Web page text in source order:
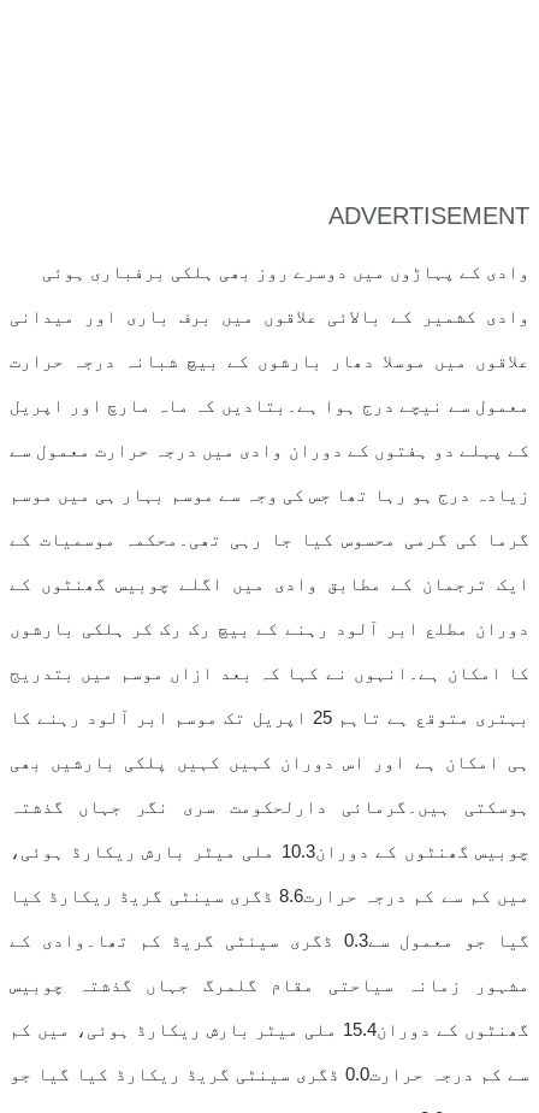
ADVERTISEMENT
وادی کے پہاڑوں میں دوسرے روز بھی ہلکی برفباری ہوئی
وادی کشمیر کے بالائی علاقوں میں برف باری اور میدانی
علاقوں میں موسلا دھار بارشوں کے بیچ شبانہ درجہ حرارت
معمول سے نیچے درج ہوا ہے۔بتادیں کہ ماہ مارچ اور اپریل
کے پہلے دو ہفتوں کے دوران وادی میں درجہ حرارت معمول سے
زیادہ درج ہو رہا تھا جس کی وجہ سے موسم بہار ہی میں موسم
گرما کی گرمی محسوس کیا جا رہی تھی۔محکمہ موسمیات کے
ایک ترجمان کے مطابق وادی میں اگلے چوبیس گھنٹوں کے
دوران مطلع ابر آلود رہنے کے بیچ رک رک کر ہلکی بارشوں
کا امکان ہے۔انہوں نے کہا کہ بعد ازاں موسم میں بتدریج
بہتری متوقع ہے تاہم 25 اپریل تک موسم ابر آلود رہنے کا
ہی امکان ہے اور اس دوران کہیں کہیں پلکی بارشیں بھی
ہوسکتی ہیں۔گرمائی دارلحکومت سری نگر جہاں گذشتہ
چوبیس گھنٹوں کے دوران10.3 ملی میٹر بارش ریکارڈ ہوئی،
میں کم سے کم درجہ حرارت8.6 ڈگری سینٹی گریڈ ریکارڈ کیا
گیا جو معمول سے0.3 ڈگری سینٹی گریڈ کم تھا۔وادی کے
مشہور زمانہ سیاحتی مقام گلمرگ جہاں گذشتہ چوبیس
گھنٹوں کے دوران15.4 ملی میٹر بارش ریکارڈ ہوئی، میں کم
سے کم درجہ حرارت0.0 ڈگری سینٹی گریڈ ریکارڈ کیا گیا جو